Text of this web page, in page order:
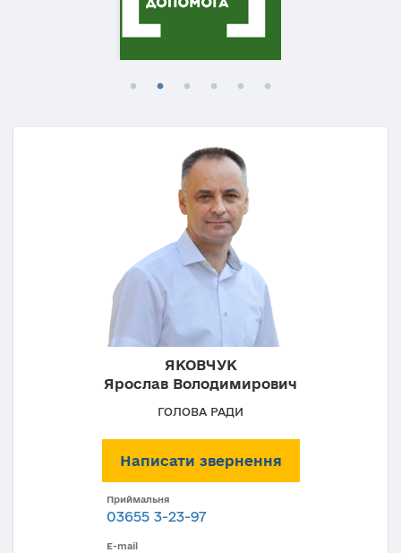
ЯКОВЧУК
Ярослав Володимирович
ГОЛОВА РАДИ
Написати звернення
Приймальня
03655 3-23-97
E-mail